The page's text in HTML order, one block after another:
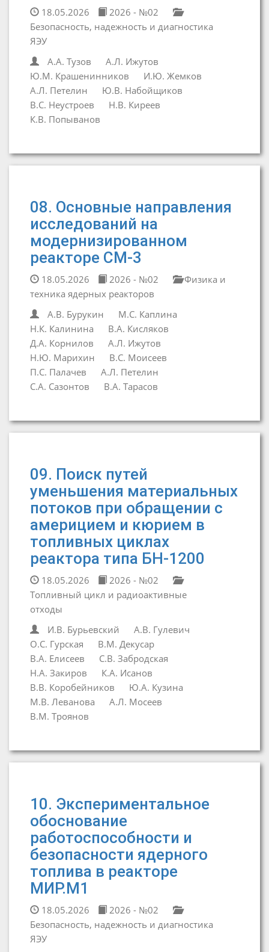
18.05.2026
2026 - №02
Безопасность, надежность и диагностика
ЯЭУ
А.А. Тузов
А.Л. Ижутов
Ю.М. Крашенинников
И.Ю. Жемков
А.Л. Петелин
Ю.В. Набойщиков
В.С. Неустроев
Н.В. Киреев
К.В. Попыванов
08. Основные направления
исследований на
модернизированном
реакторе СМ-3
18.05.2026 2026 - №02
Физика и
техника ядерных реакторов
А.В. Бурукин
М.С. Каплина
Н.К. Калинина
В.А. Кисляков
Д.А. Корнилов
А.Л. Ижутов
Н.Ю. Марихин
В.С. Моисеев
П.С. Палачев
А.Л. Петелин
С.А. Сазонтов
В.А. Тарасов
09. Поиск путей
уменьшения материальных
потоков при обращении с
америцием и кюрием в
топливных циклах
реактора типа БН-1200
18.05.2026
2026 - №02
Топливный цикл и радиоактивные
отходы
И.В. Бурьевский
А.В. Гулевич
О.С. Гурская
В.М. Декусар
В.А. Елисеев
С.В. Забродская
Н.А. Закиров
К.А. Исанов
В.В. Коробейников
Ю.А. Кузина
М.В. Леванова
А.Л. Мосеев
В.М. Троянов
10. Экспериментальное
обоснование
работоспособности и
безопасности ядерного
топлива в реакторе
МИР.М1
18.05.2026
2026 - №02
Безопасность, надежность и диагностика
ЯЭУ